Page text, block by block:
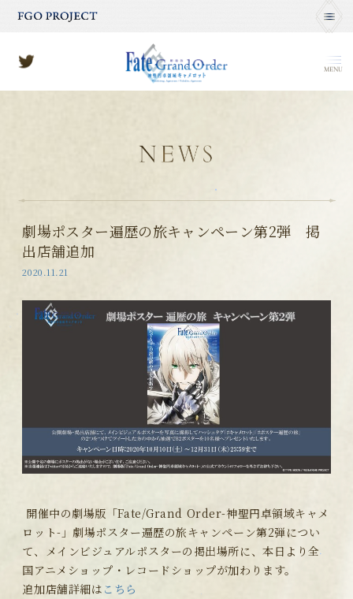
MENU
劇場ポスター遍歴の旅キャンペーン第2弾 掲
出店舗追加
2020.11.21
開催中の劇場版「Fate/Grand Order-神聖円卓領域キャメ
ロット-」劇場ポスター遍歴の旅キャンペーン第2弾につい
て、メインビジュアルポスターの掲出場所に、本日より全
国アニメショップ・レコードショップが加わります。
追加店舗詳細は こちら